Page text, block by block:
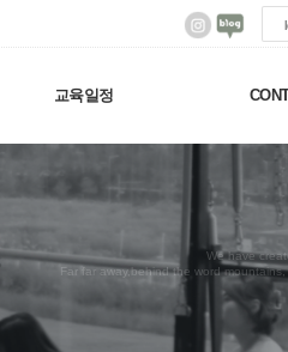
교육일정
We have
Far far away,behind the word